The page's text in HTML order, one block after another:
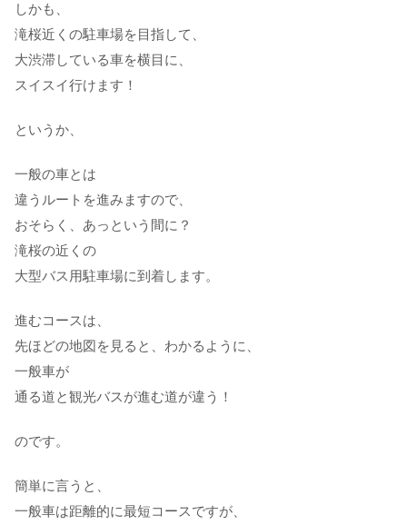
しかも、
滝桜近くの駐車場を目指して、
大渋滞している車を横目に、
スイスイ行けます！
というか、
一般の車とは
違うルートを進みますので、
おそらく、あっという間に？
滝桜の近くの
大型バス用駐車場に到着します。
進むコースは、
先ほどの地図を見ると、わかるように、
一般車が
通る道と観光バスが進む道が違う！
のです。
簡単に言うと、
一般車は距離的に最短コースですが、